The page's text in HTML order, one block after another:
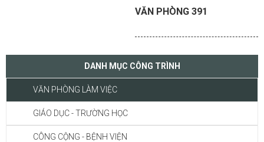
VĂN PHÒNG 391
DANH MỤC CÔNG TRÌNH
VĂN PHÒNG LÀM VIỆC
GIÁO DỤC - TRƯỜNG HỌC
CÔNG CỘNG - BỆNH VIỆN